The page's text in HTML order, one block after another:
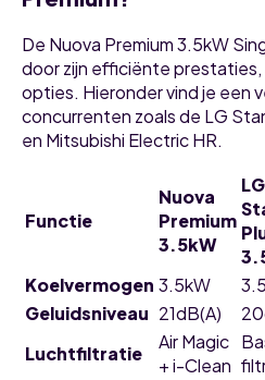
De Nuova Premium 3.5kW
door zijn efficiënte prestaties,
opties. Hieronder vind je een
concurrenten zoals de LG
en Mitsubishi Electric HR.
Functie
Nuova
Premium
3.5kW
LG
Koelvermogen 3.5kW
Geluidsniveau 21dB(A)
Luchtfiltratie
Air Magic
+ i-Clean